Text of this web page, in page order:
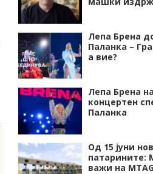
Лепа Брена
Паланка –
а вие?
Лепа Брена
концертен
Паланка
Од 15 јуни
патарините:
важи на